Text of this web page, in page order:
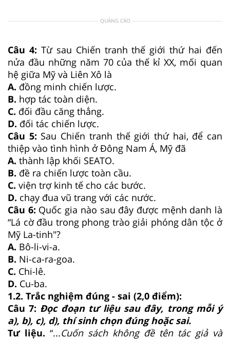
QUẢNG CÁO
Câu 4: Từ sau Chiến tranh thế giới thứ hai đến
nửa đầu những năm 70 của thế kỉ XX, mối quan
hệ giữa Mỹ và Liên Xô là
A. đồng minh chiến lược.
B. hợp tác toàn diện.
C. đối đầu căng thẳng.
D. đối tác chiến lược.
Câu 5: Sau Chiến tranh thế giới thứ hai, để can
thiệp vào tình hình ở Đông Nam Á, Mỹ đã
A. thành lập khối SEATO.
B. đề ra chiến lược toàn cầu.
C. viện trợ kinh tế cho các bước.
D. chạy đua vũ trang với các nước.
Câu 6: Quốc gia nào sau đây được mệnh danh là
“Lá cờ đầu trong phong trào giải phóng dân tộc ở
Mỹ La-tinh"?
A. Bô-li-vi-a.
B. Ni-ca-ra-goa.
C. Chi-lê.
D. Cu-ba.
1.2. Trắc nghiệm đúng - sai (2,0 điểm):
Câu 7: Đọc đoạn tư liệu sau đây, trong mỗi ý
a), b), c), d), thí sinh chọn đúng hoặc sai.
Tư liệu. “...Cuốn sách không đề tên tác giả và